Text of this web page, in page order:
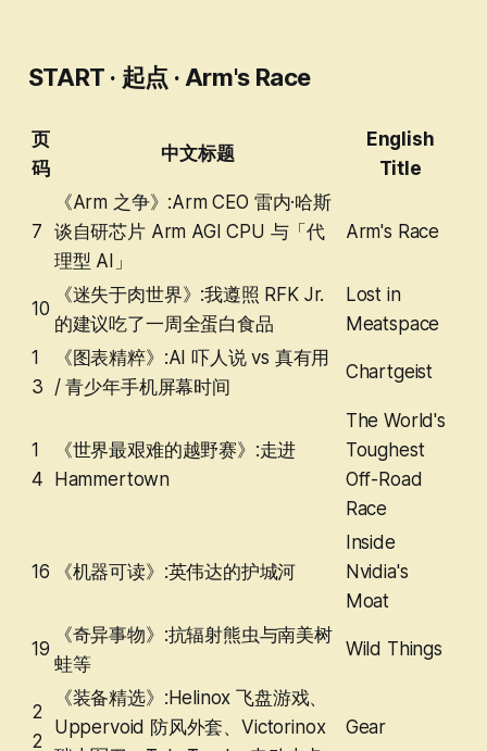
START · 起点 · Arm's Race
页
码
中文标题
English
Title
7
《Arm 之争》:Arm CEO 雷内·哈斯
谈自研芯片 Arm AGI CPU 与「代
理型 AI」
Arm's Race
10
《迷失于肉世界》:我遵照 RFK Jr.
的建议吃了一周全蛋白食品
Lost in
Meatspace
1
3
《图表精粹》:AI 吓人说 vs 真有用
/ 青少年手机屏幕时间
Chartgeist
1
4
《世界最艰难的越野赛》:走进
Hammertown
The World's
Toughest
Off-Road
Race
16 《机器可读》:英伟达的护城河
Inside
Nvidia's
Moat
19
《奇异事物》:抗辐射熊虫与南美树
蛙等
Wild Things
2
2
《装备精选》:Helinox 飞盘游戏、
Uppervoid 防风外套、Victorinox
Gear